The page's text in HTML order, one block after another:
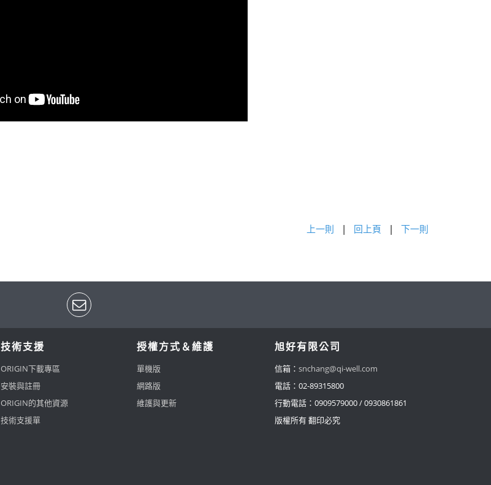
上一則 | 回上頁 | 下一則
技術支援
ORIGIN下載專區
安裝與註冊
ORIGIN的其他資源
技術支援單
授權方式＆維護
單機版
網路版
維護與更新
旭好有限公司
信箱：snchang@qi-well.com
電話：02-89315800
行動電話：0909579000 / 0930861861
版權所有 翻印必究